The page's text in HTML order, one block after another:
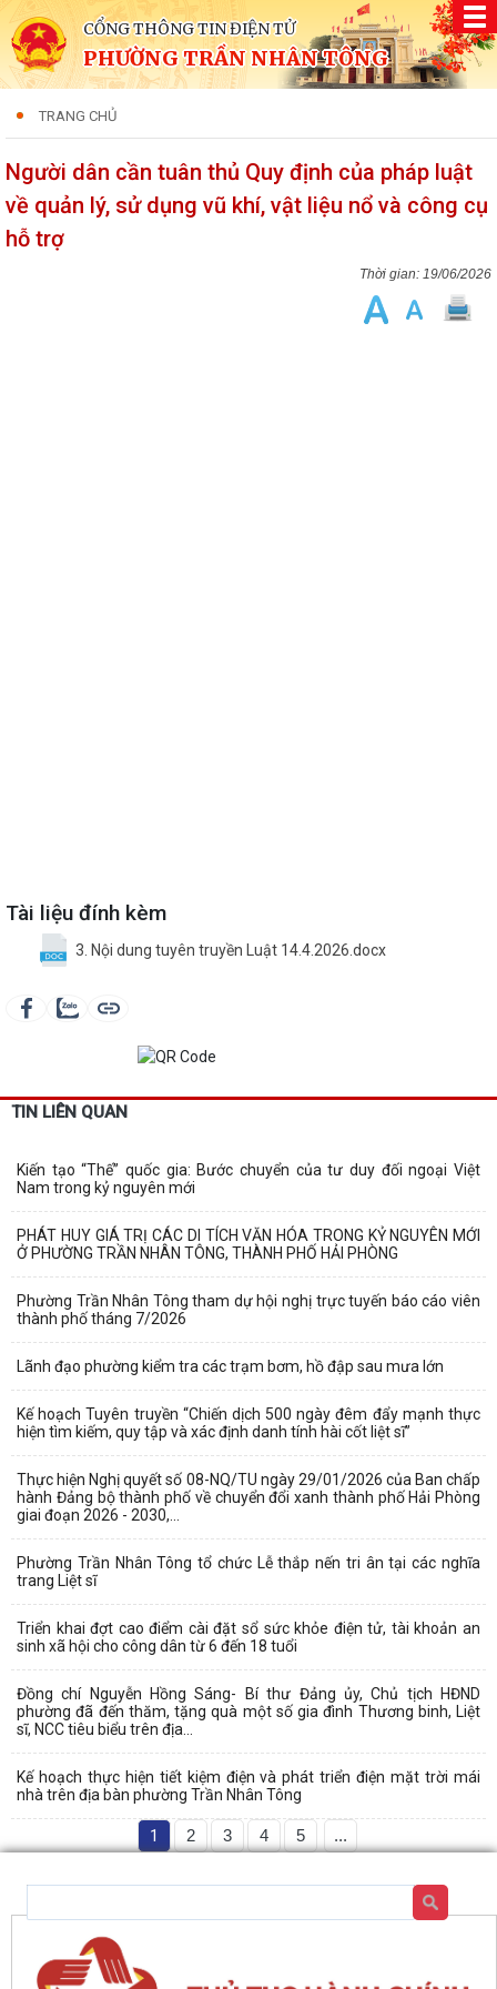
CỔNG THÔNG TIN ĐIỆN TỬ
PHƯỜNG TRẦN NHÂN TÔNG
TRANG CHỦ
Người dân cần tuân thủ Quy định của pháp luật
về quản lý, sử dụng vũ khí, vật liệu nổ và công cụ
hỗ trợ
19/06/2026
Tài liệu đính kèm
3. Nội dung tuyên truyền Luật 14.4.2026.docx
TIN LIÊN QUAN
Kiến tạo “Thế” quốc gia: Bước chuyển của tư duy đối ngoại Việt
Nam trong kỷ nguyên mới
PHÁT HUY GIÁ TRỊ CÁC DI TÍCH VĂN HÓA TRONG KỶ NGUYÊN MỚI
Ở PHƯỜNG TRẦN NHÂN TÔNG, THÀNH PHỐ HẢI PHÒNG
Phường Trần Nhân Tông tham dự hội nghị trực tuyến báo cáo viên
thành phố tháng 7/2026
Lãnh đạo phường kiểm tra các trạm bơm, hồ đập sau mưa lớn
Kế hoạch Tuyên truyền “Chiến dịch 500 ngày đêm đẩy mạnh thực
hiện tìm kiếm, quy tập và xác định danh tính hài cốt liệt sĩ”
Thực hiện Nghị quyết số 08-NQ/TU ngày 29/01/2026 của Ban chấp
hành Đảng bộ thành phố về chuyển đổi xanh thành phố Hải Phòng
giai đoạn 2026 - 2030,...
Phường Trần Nhân Tông tổ chức Lễ thắp nến tri ân tại các nghĩa
trang Liệt sĩ
Triển khai đợt cao điểm cài đặt sổ sức khỏe điện tử, tài khoản an
sinh xã hội cho công dân từ 6 đến 18 tuổi
Đồng chí Nguyễn Hồng Sáng- Bí thư Đảng ủy, Chủ tịch HĐND
phường đã đến thăm, tặng quà một số gia đình Thương binh, Liệt
sĩ, NCC tiêu biểu trên địa...
Kế hoạch thực hiện tiết kiệm điện và phát triển điện mặt trời mái
nhà trên địa bàn phường Trần Nhân Tông
1 2 3 4 5 ...